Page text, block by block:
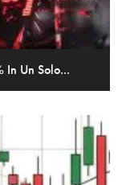
Un Solo...